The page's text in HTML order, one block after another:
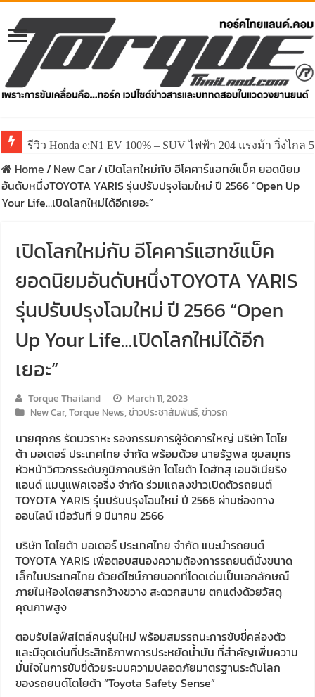
รีวิว ลองขับ All New GWM HAVAL H6 ปรับโฉมหน้าใหม่
Home/ New Car/ เปิดโลกใหม่กับ อีโคคาร์แฮทช์แบ็ค ยอดนิยม
อันดับหนึ่งTOYOTA YARIS รุ่นปรับปรุงโฉมใหม่ ปี 2566 “Open Up
Your Life…เปิดโลกใหม่ได้อีกเยอะ”
เปิดโลกใหม่กับ อีโคคาร์แฮทช์แบ็ค
ยอดนิยมอันดับหนึ่งTOYOTA YARIS
รุ่นปรับปรุงโฉมใหม่ ปี 2566 “Open
Up Your Life…เปิดโลกใหม่ได้อีก
เยอะ”
Torque Thailand
March 11, 2023
New Car,Torque News,ข่าวประชาสัมพันธ์,ข่าวรถ
นายศุกภร รัตนวราหะ รองกรรมการผู้จัดการใหญ่ บริษัท โตโย
ต้า มอเตอร์ ประเทศไทย จำกัด พร้อมด้วย นายรัฐพล ชุมสมุทร
หัวหน้าวิศวกรระดับภูมิภาคบริษัท โตโยต้า ไดฮัทสุ เอนจิเนียริง
แอนด์ แมนูแฟคเจอริ่ง จำกัด ร่วมแถลงข่าวเปิดตัวรถยนต์
TOYOTA YARIS รุ่นปรับปรุงโฉมใหม่ ปี 2566 ผ่านช่องทาง
ออนไลน์ เมื่อวันที่ 9 มีนาคม 2566
บริษัท โตโยต้า มอเตอร์ ประเทศไทย จำกัด แนะนำรถยนต์
TOYOTA YARIS เพื่อตอบสนองความต้องการรถยนต์นั่งขนาด
เล็กในประเทศไทย ด้วยดีไซน์ภายนอกที่โดดเด่นเป็นเอกลักษณ์
ภายในห้องโดยสารกว้างขวาง สะดวกสบาย ตกแต่งด้วยวัสดุ
คุณภาพสูง
ตอบรับไลฟ์สไตล์คนรุ่นใหม่ พร้อมสมรรถนะการขับขี่คล่องตัว
และมีจุดเด่นที่ประสิทธิภาพการประหยัดน้ำมัน ที่สำคัญเพิ่มความ
มั่นใจในการขับขี่ด้วยระบบความปลอดภัยมาตรฐานระดับโลก
ของรถยนต์โตโยต้า “Toyota Safety Sense”